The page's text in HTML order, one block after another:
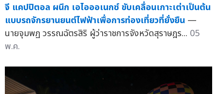
จี แคปปิตอล ผนึก เอไอออเนกซ์ ขับเคลื่อนเกาะเต่าเป็นต้น
แบบรถจักรยานยนต์ไฟฟ้าเพื่อการท่องเที่ยวที่ยั่งยืน —
นายจุมพฏ วรรณฉัตรสิริ ผู้ว่าราชการจังหวัดสุราษฎร... 05
พ.ค.